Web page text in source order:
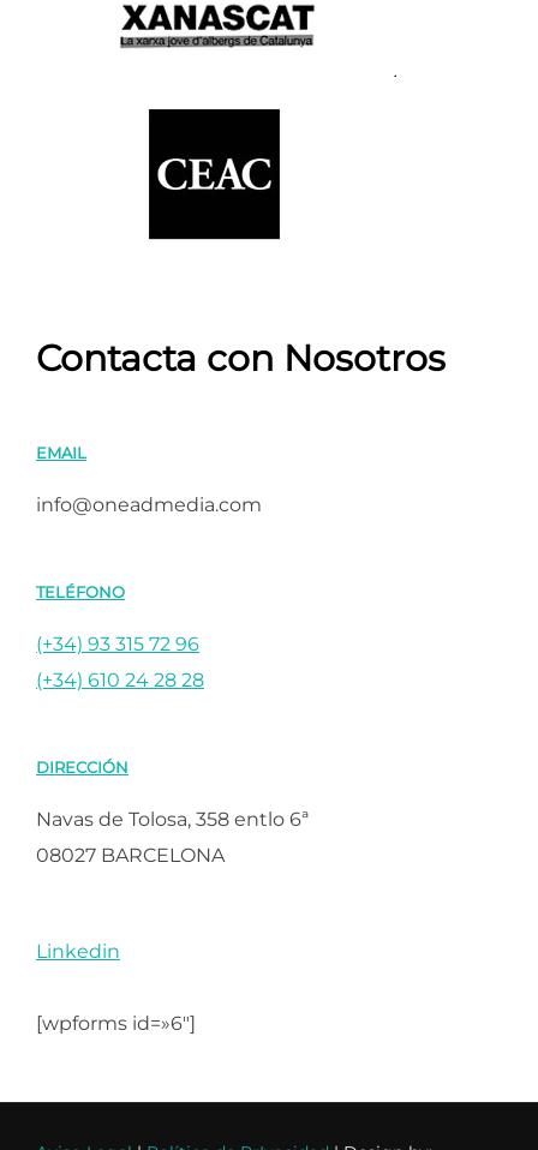
Contacta con Nosotros
EMAIL
info@oneadmedia.com
TELÉFONO
(+34) 93 315 72 96
(+34) 610 24 28 28
DIRECCIÓN
Navas de Tolosa, 358 entlo 6ª
08027 BARCELONA
Linkedin
[wpforms id=»6″]